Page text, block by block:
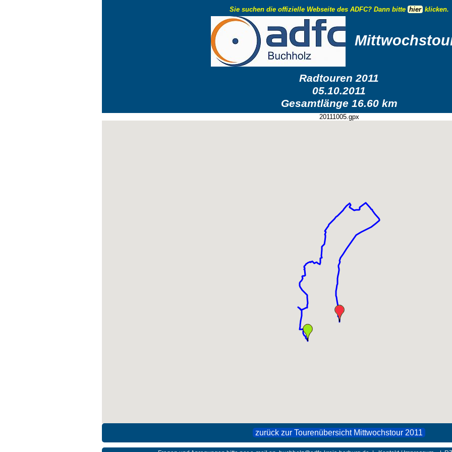
Sie suchen die offizielle Webseite des ADFC? Dann bitte hier klicken.
Radtouren 2011
05.10.2011
Gesamtlänge 16.60 km
20111005.gpx
zurück zur Tourenübersicht Mittwochstour 2011